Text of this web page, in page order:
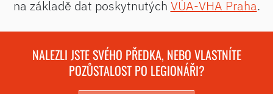
na základě dat poskytnutých VÚA-VHA Praha.
NALEZLI JSTE SVÉHO PŘEDKA, NEBO VLASTNÍTE
POZŮSTALOST PO LEGIONÁŘI?